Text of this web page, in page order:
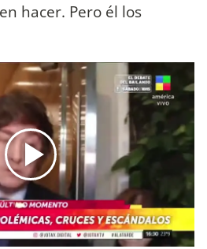
hacer. Pero él los